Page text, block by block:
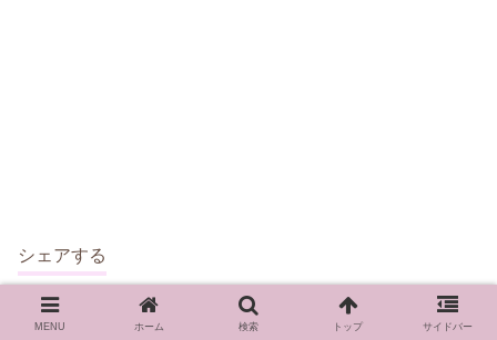
シェアする
Facebook
MENU ホーム 検索 トップ サイドバー